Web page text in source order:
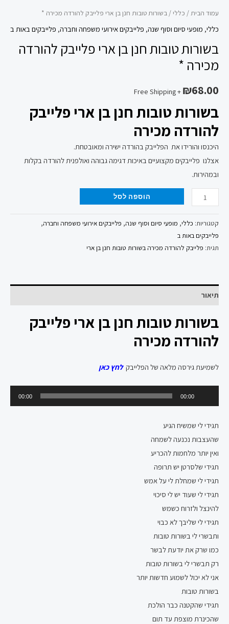
עמוד הבית/ כללי/ בשורות טובות חנן בן ארי פלייבק להורדה מכירה *
כללי, מופעי סיום וסוף שנה, פלייבקים אירועי משפחה וחברה, פלייבקים באות ב
בשורות טובות חנן בן ארי פלייבק להורדה
מכירה *
₪68.00
+ Free Shipping
בשורות טובות חנן בן ארי פלייבק
להורדה מכירה
היכנסו והורידו את הפלייבק בהורדה ישירה ומאובטחת.
אצלנו פלייבקים מקצועיים באיכות דגימה גבוהה ואולפנית להורדה בקלות
ובמהירות.
הוספה לסל
קטגוריות: כללי, מופעי סיום וסוף שנה, פלייבקים אירועי משפחה וחברה,
פלייבקים באות ב
תגית: פלייבק להורדה מכירה בשורות טובות חנן בן ארי
תיאור
בשורות טובות חנן בן ארי פלייבק
להורדה מכירה
לשמיעת גירסה מלאה של הפלייבק לחץ כאן
אודיו
00:00
00:00
תגידי לי שמשיח הגיע
שהעצבות נכנעה לשמחה
ואין יותר מלחמות להכריע
תגידי שלסרטן יש תרופה
תגידי לי שמחלת לי על אמש
תגידי לי שעוד יש לי סיכוי
להינצל ולזרוח כשמש
תגידי לי שליבך לא כבוי
ותבשרי לי בשורות טובות
כמו שרק את יודעת לבשר
רק תבשרי לי בשורות טובות
אני לא יכול לשמוע חדשות יותר
בשורות טובות
תגידי שהקטנה כבר הולכת
שהכינרת מוצפת עד תום